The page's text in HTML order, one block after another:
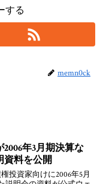
する
memn0ck
年3月期決算な
資料を公開
投資家向けに2006年5月